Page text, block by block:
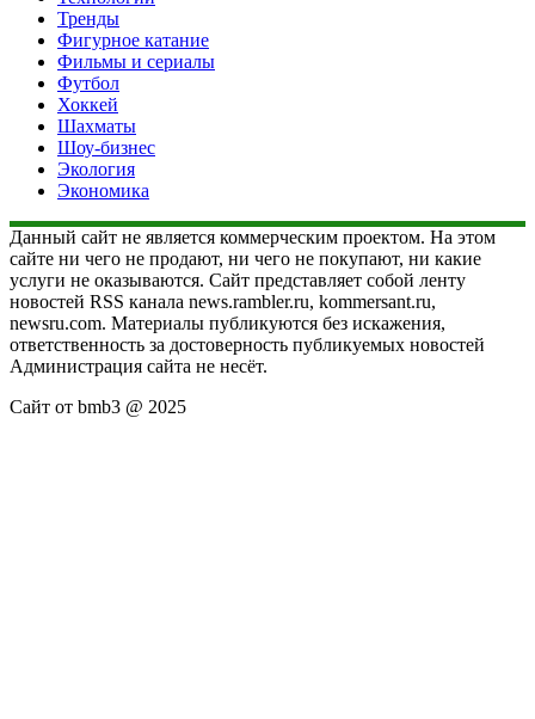
Тренды
Фигурное катание
Фильмы и сериалы
Футбол
Хоккей
Шахматы
Шоу-бизнес
Экология
Экономика
Данный сайт не является коммерческим проектом. На этом
сайте ни чего не продают, ни чего не покупают, ни какие
услуги не оказываются. Сайт представляет собой ленту
новостей RSS канала news.rambler.ru, kommersant.ru,
newsru.com. Материалы публикуются без искажения,
ответственность за достоверность публикуемых новостей
Администрация сайта не несёт.
Сайт от bmb3 @ 2025